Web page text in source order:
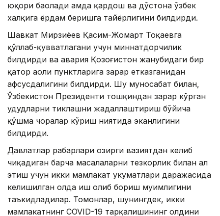
юқори баҳолади ҳамда қардош ва дўстона ўзбек
халқига ёрдам беришга тайёрлигини билдирди.
Шавкат Мирзиёев Қасим-Жомарт Тоқаевга
қўллаб-қувватлагани учун миннатдорчилик
билдирди ва авария Қозоғистон жанубидаги бир
қатор аҳоли пунктларига зарар етказганидан
афсусдалигини билдирди. Шу муносабат билан,
Ўзбекистон Президенти тошқиндан зарар кўрган
ҳудудларни тиклашни жадаллаштириш бўйича
қўшма чоралар кўриш ниятида эканлигини
билдирди.
Давлатлар раҳбарлари ҳозирги вазиятдан келиб
чиқадиган барча масалаларни тезкорлик билан ҳал
этиш учун икки мамлакат ҳукуматлари даражасида
келишилган ҳолда иш олиб бориш муҳимлигини
таъкидладилар. Томонлар, шунингдек, икки
мамлакатнинг COVID-19 тарқалишининг олдини